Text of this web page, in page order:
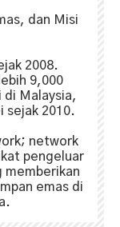
dan Misi
2008.
9,000
di Malaysia,
sejak 2010.
network
pengeluar
memberikan
emas di